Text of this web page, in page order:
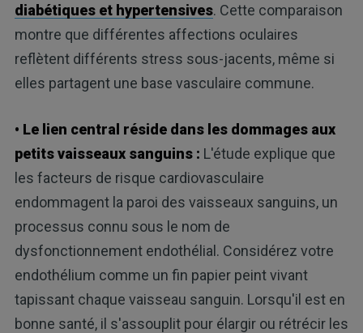
diabétiques et hypertensives. Cette comparaison
montre que différentes affections oculaires
reflètent différents stress sous-jacents, même si
elles partagent une base vasculaire commune.
• Le lien central réside dans les dommages aux
petits vaisseaux sanguins : L'étude explique que
les facteurs de risque cardiovasculaire
endommagent la paroi des vaisseaux sanguins, un
processus connu sous le nom de
dysfonctionnement endothélial. Considérez votre
endothélium comme un fin papier peint vivant
tapissant chaque vaisseau sanguin. Lorsqu'il est en
bonne santé, il s'assouplit pour élargir ou rétrécir les